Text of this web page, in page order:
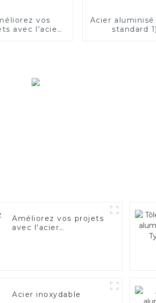
vos
avec l'acier
Acier
standard 1)
Améliorez vos projets
avec l'acier
Acier inoxydable